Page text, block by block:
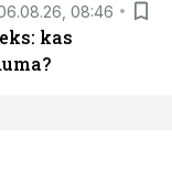
08:46
kas